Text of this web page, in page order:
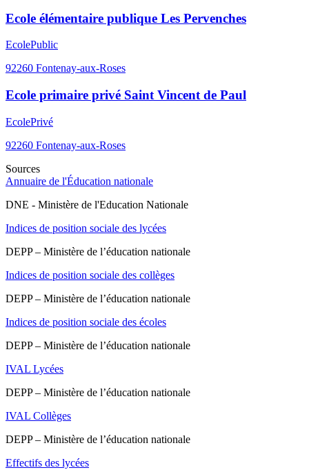
Ecole élémentaire publique Les Pervenches
EcolePublic
92260 Fontenay-aux-Roses
Ecole primaire privé Saint Vincent de Paul
EcolePrivé
92260 Fontenay-aux-Roses
Sources
Annuaire de l'Éducation nationale
DNE - Ministère de l'Education Nationale
Indices de position sociale des lycées
DEPP – Ministère de l’éducation nationale
Indices de position sociale des collèges
DEPP – Ministère de l’éducation nationale
Indices de position sociale des écoles
DEPP – Ministère de l’éducation nationale
IVAL Lycées
DEPP – Ministère de l’éducation nationale
IVAL Collèges
DEPP – Ministère de l’éducation nationale
Effectifs des lycées